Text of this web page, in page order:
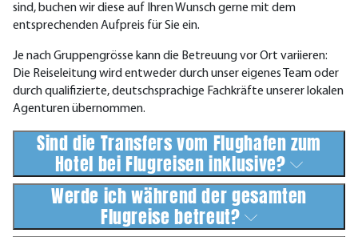
sind, buchen wir diese auf Ihren Wunsch gerne mit dem
entsprechenden Aufpreis für Sie ein.
Je nach Gruppengrösse kann die Betreuung vor Ort variieren:
Die Reiseleitung wird entweder durch unser eigenes Team oder
durch qualifizierte, deutschsprachige Fachkräfte unserer lokalen
Agenturen übernommen.
Sind die Transfers vom Flughafen zum
Hotel bei Flugreisen inklusive?
Werde ich während der gesamten
Flugreise betreut?